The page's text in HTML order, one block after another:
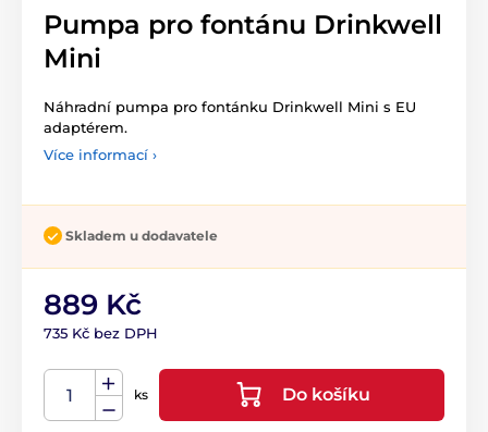
Pumpa pro fontánu Drinkwell
Mini
Náhradní pumpa pro fontánku Drinkwell Mini s EU
adaptérem.
Více informací ›
Skladem u dodavatele
889 Kč
735 Kč bez DPH
ks Do košíku